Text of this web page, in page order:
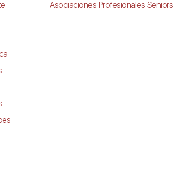
Asociaciones Profesionales Seniors